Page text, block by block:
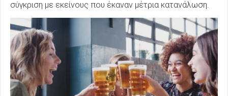
σύγκριση με εκείνους που έκαναν μέτρια κατανάλωση.